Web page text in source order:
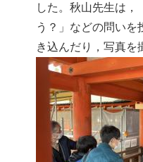
した。秋山先生は
う？」などの問い
き込んだり，写真を